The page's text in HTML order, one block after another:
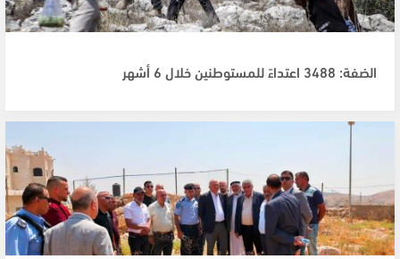
الضفة: 3488 اعتداءً للمستوطنين خلال 6 أشهر